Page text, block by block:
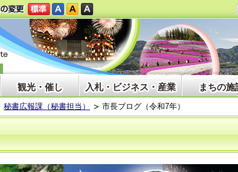
観光・催し 入札・ビジネス・産業 まちの施
秘書広報課（秘書担当） 市長ブログ（令和7年）